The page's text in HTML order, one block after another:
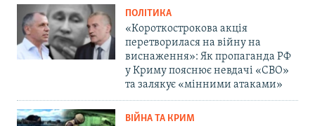
ПОЛІТИКА
«Короткострокова акція
перетворилася на війну на
виснаження»: Як пропаганда РФ
у Криму пояснює невдачі «СВО»
та залякує «мінними атаками»
ВІЙНА ТА КРИМ